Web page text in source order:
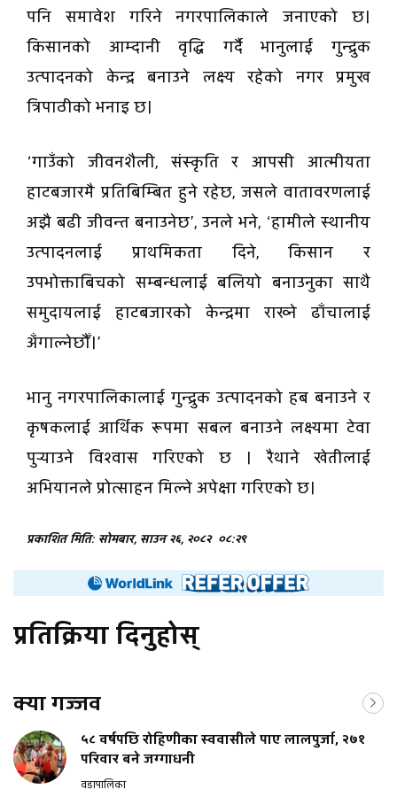
पनि समावेश गरिने नगरपालिकाले जनाएको छ।
किसानको आम्दानी वृद्धि गर्दै भानुलाई गुन्द्रुक
उत्पादनको केन्द्र बनाउने लक्ष्य रहेको नगर प्रमुख
त्रिपाठीको भनाइ छ।
‘गाउँको जीवनशैली, संस्कृति र आपसी आत्मीयता
हाटबजारमै प्रतिबिम्बित हुने रहेछ, जसले वातावरणलाई
अझै बढी जीवन्त बनाउनेछ’, उनले भने, ‘हामीले स्थानीय
उत्पादनलाई प्राथमिकता दिने, किसान र
उपभोक्ताबिचको सम्बन्धलाई बलियो बनाउनुका साथै
समुदायलाई हाटबजारको केन्द्रमा राख्ने ढाँचालाई
अँगाल्नेछौँ।’
भानु नगरपालिकालाई गुन्द्रुक उत्पादनको हब बनाउने र
कृषकलाई आर्थिक रूपमा सबल बनाउने लक्ष्यमा टेवा
पुर्‍याउने विश्वास गरिएको छ । रैथाने खेतीलाई
अभियानले प्रोत्साहन मिल्ने अपेक्षा गरिएको छ।
प्रकाशित मिति: सोमबार, साउन २६, २०८२ ०८:२९
प्रतिक्रिया दिनुहोस्
क्या गज्जव
५८ वर्षपछि रोहिणीका स्ववासीले पाए लालपुर्जा, २७१
परिवार बने जग्गाधनी
वडापालिका